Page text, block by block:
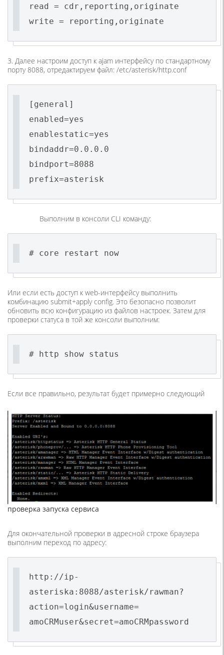
read = cdr,reporting,originate
write = reporting,originate
3. Далее настроим доступ к ajam интерфейсу по стандартному
порту 8088, отредактируем файл: /etc/asterisk/http.conf
[general]
enabled=yes
enablestatic=yes
bindaddr=0.0.0.0
bindport=8088
prefix=asterisk
Bыполним в консоли CLI команду:
# core restart now
Или если есть доступ к web-интерфейсу выполнить
комбинацию submit+apply config. Это безопасно позволит
обновить всю конфигурацию из файлов настроек. Затем для
проверки статуса в той же консоли выполним:
# http show status
Если все правильно, результат будет примерно следующий
проверка запуска сервиса
Для окончательной проверки в адресной строке браузера
выполним переход по адресу:
http://ip-
asteriska:8088/asterisk/rawman?
action=login&username=
amoCRMuser&secret=amoCRMpassword